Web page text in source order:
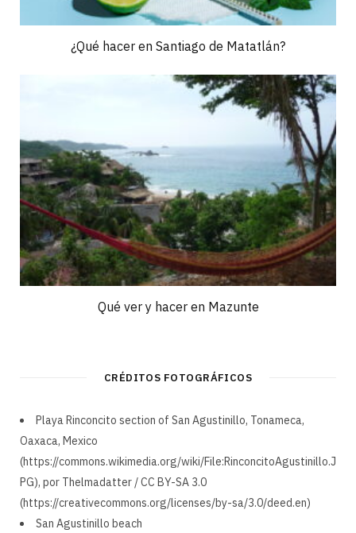
¿Qué hacer en Santiago de Matatlán?
Qué ver y hacer en Mazunte
CRÉDITOS FOTOGRÁFICOS
Playa Rinconcito section of San Agustinillo, Tonameca,
Oaxaca, Mexico
(https://commons.wikimedia.org/wiki/File:RinconcitoAgustinillo.J
PG), por Thelmadatter / CC BY-SA 3.0
(https://creativecommons.org/licenses/by-sa/3.0/deed.en)
San Agustinillo beach